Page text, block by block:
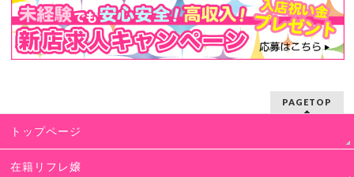
PAGETOP
トップページ
在籍リフレ嬢